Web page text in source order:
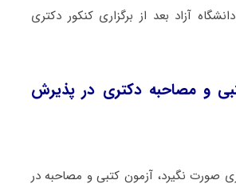
آزاد بعد از برگزاری کنکور دکتری
و مصاحبه دکتری در پذیرش
صورت نگیرد، آزمون کتبی و مصاحبه در